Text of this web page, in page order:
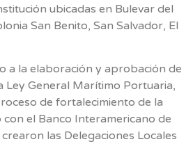
ubicadas en Bulevar del
San Benito, San Salvador, El
a la elaboración y aprobación de
Ley General Marítimo Portuaria,
de fortalecimiento de la
el Banco Interamericano de
las Delegaciones Locales